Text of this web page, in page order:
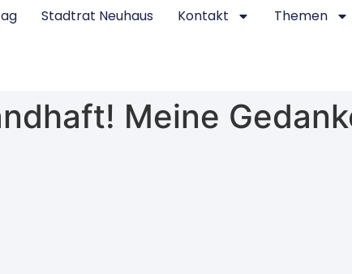
Stadtrat Neuhaus Kontakt Themen
Meine